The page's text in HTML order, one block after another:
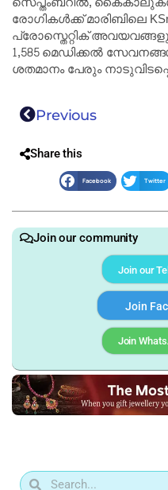
രോഗികൾക്ക് മാരിബിലെ
പ്രോസ്തെറ്റിക്
1,585 മെഡിക്കൽ
ശതമാനം പേരും
Previous
Share this
Facebook Twitter
Join our community
Join our
Join
Join